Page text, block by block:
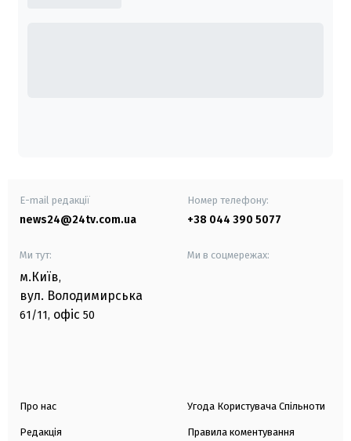
E-mail редакції
news24@24tv.com.ua
Номер телефону:
+38 044 390 5077
Ми тут:
м.Київ,
вул. Володимирська
61/11, офіс 50
Ми в соцмережах:
Про нас
Редакція
Угода Користувача Спільноти
Правила коментування